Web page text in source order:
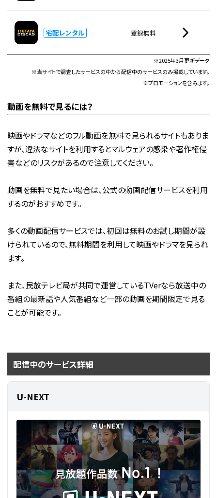
宅配レンタル 登録無料
※2025年3月更新データ
※当サイトで調査したサービスの中から配信中のサービスのみ掲載しています。
※プロモーションを含みます。
動画を無料で見るには？
映画やドラマなどのフル動画を無料で見られるサイトもありま
すが、違法なサイトを利用するとマルウェアの感染や著作権侵
害などのリスクがあるので注意してください。
動画を無料で見たい場合は、公式の動画配信サービスを利用
するのがおすすめです。
多くの動画配信サービスでは、初回は無料のお試し期間が設
けられているので、無料期間を利用して映画やドラマを見られ
ます。
また、民放テレビ局が共同で運営しているTVerなら放送中の
番組の最新話や人気番組など一部の動画を期間限定で見る
ことが可能です。
配信中のサービス詳細
U-NEXT